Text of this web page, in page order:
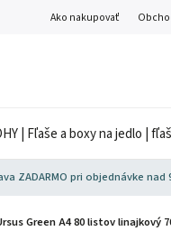
Ako nakupovať
| Fľaše a boxy na jedlo |
ZADARMO pri objednávke nad
Green A4 80 listov linajkový